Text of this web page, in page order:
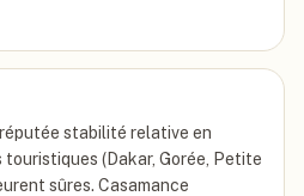
stabilité relative en
touristiques (Dakar, Gorée, Petite
sûres. Casamance